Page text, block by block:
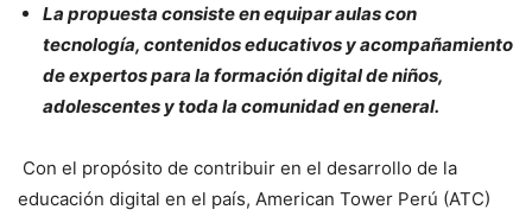
La propuesta consiste en equipar aulas con
tecnología, contenidos educativos y acompañamiento
de expertos para la formación digital de niños,
adolescentes y toda la comunidad en general.
Con el propósito de contribuir en el desarrollo de la
educación digital en el país, American Tower Perú (ATC)